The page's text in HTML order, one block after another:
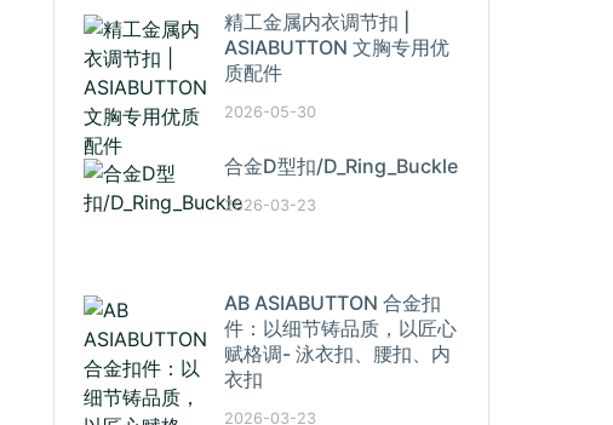
精工金属内衣调节扣 |
ASIABUTTON 文胸专用优
质配件
2026-05-30
合金D型扣/D_Ring_Buckle
2026-03-23
AB ASIABUTTON 合金扣
件：以细节铸品质，以匠心
赋格调- 泳衣扣、腰扣、内
衣扣
2026-03-23